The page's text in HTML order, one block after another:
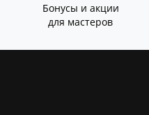
Бонусы и акции
для мастеров